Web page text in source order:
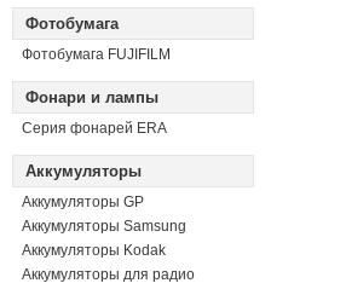
Фотобумага
Фотобумага FUJIFILM
Фонари и лампы
Серия фонарей ERA
Аккумуляторы
Аккумуляторы GP
Аккумуляторы Samsung
Аккумуляторы Kodak
Аккумуляторы для радио